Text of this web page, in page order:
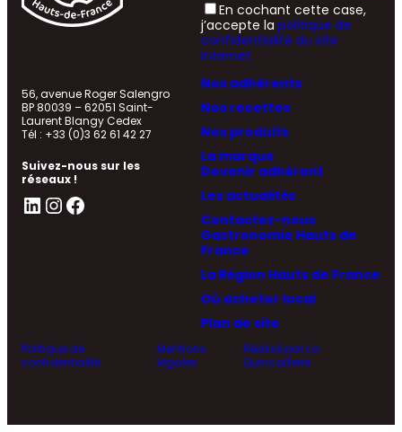
Nos adhérents
Nos recettes
Nos produits
La marque
Devenir adhérent
Les actualités
Contactez-nous
Gastronomie Hauts de
France
La Région Hauts de France
Où acheter local
Plan de site
56, avenue Roger Salengro
BP 80039 – 62051 Saint-
Laurent Blangy Cedex
Tél : +33 (0)3 62 61 42 27
Suivez-nous sur les
réseaux !
LinkedIn InstagramFacebook
En cochant cette case,
j’accepte la politique de
confidentialité du site
internet
Politique de
confidentialité
Mentions
légales
Réalisé par La
Quincaillerie